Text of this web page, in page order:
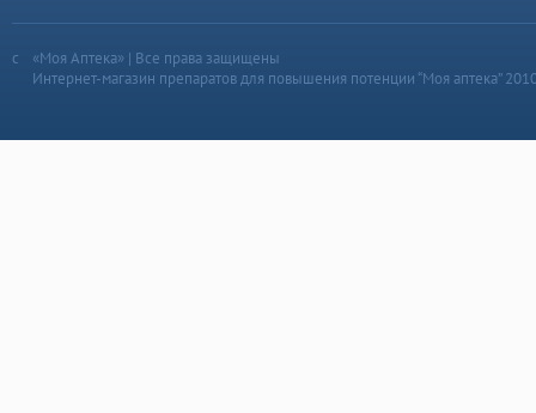
«Моя Аптека» | Все права защищены
Интернет-магазин препаратов для повышения потенции “Моя аптека”